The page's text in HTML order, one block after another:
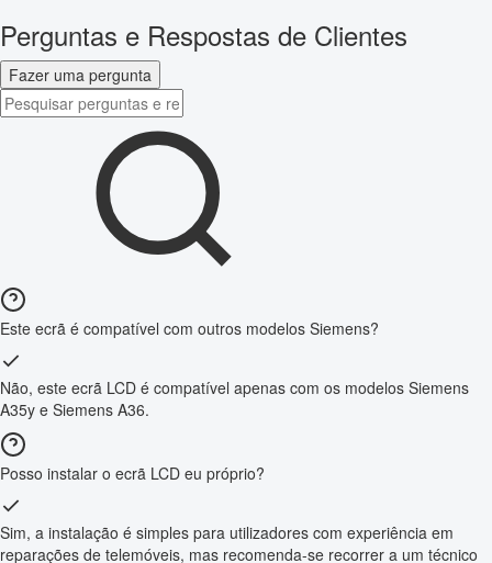
Perguntas e Respostas de Clientes
Fazer uma pergunta
Este ecrã é compatível com outros modelos Siemens?
Não, este ecrã LCD é compatível apenas com os modelos Siemens
A35y e Siemens A36.
Posso instalar o ecrã LCD eu próprio?
Sim, a instalação é simples para utilizadores com experiência em
reparações de telemóveis, mas recomenda-se recorrer a um técnico